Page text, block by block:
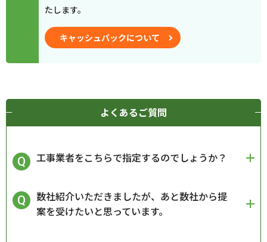
たします。
キャッシュバックについて
よくあるご質問
工事業者をこちらで指定するのでしょうか？
数社紹介いただきましたが、あと数社から提
案を受けたいと思っています。